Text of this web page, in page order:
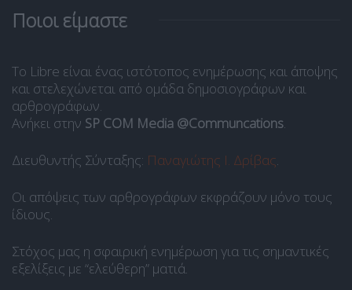
Ποιοι είμαστε
Το Libre είναι ένας ιστότοπος ενημέρωσης και άποψης
και στελεχώνεται από ομάδα δημοσιογράφων και
αρθρογράφων.
Ανήκει στην SP COM Media @Communcations.
Διευθυντής Σύνταξης: Παναγιώτης Ι. Δρίβας.
Οι απόψεις των αρθρογράφων εκφράζουν μόνο τους
ίδιους.
Στόχος μας η σφαιρική ενημέρωση για τις σημαντικές
εξελίξεις με “ελεύθερη” ματιά.